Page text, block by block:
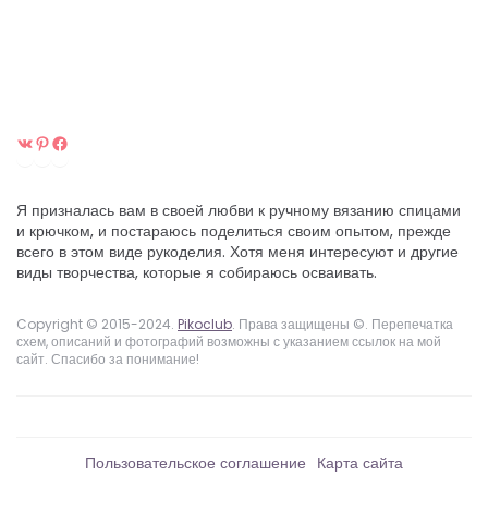
ВКонтакте
Pinterest
Я призналась вам в своей любви к ручному вязанию спицами
и крючком, и постараюсь поделиться своим опытом, прежде
всего в этом виде рукоделия. Хотя меня интересуют и другие
виды творчества, которые я собираюсь осваивать.
Copyright © 2015-2024. Pikoclub. Права защищены ©. Перепечатка
схем, описаний и фотографий возможны с указанием ссылок на мой
сайт. Спасибо за понимание!
Пользовательское соглашение Карта сайта